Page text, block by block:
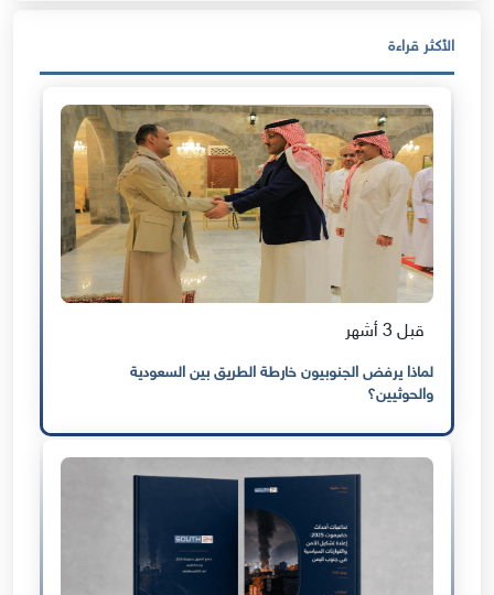
الأكثر قراءة
قبل 3 أشهر
لماذا يرفض الجنوبيون خارطة الطريق بين السعودية
والحوثيين؟